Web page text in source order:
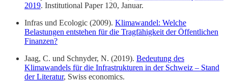
2019. Institutional Paper 120, Januar.
Infras und Ecologic (2009). Klimawandel: Welche
Belastungen entstehen für die Tragfähigkeit der Öffentlichen
Finanzen?
Jaag, C. und Schnyder, N. (2019). Bedeutung des
Klimawandels für die Infrastrukturen in der Schweiz – Stand
der Literatur, Swiss economics.